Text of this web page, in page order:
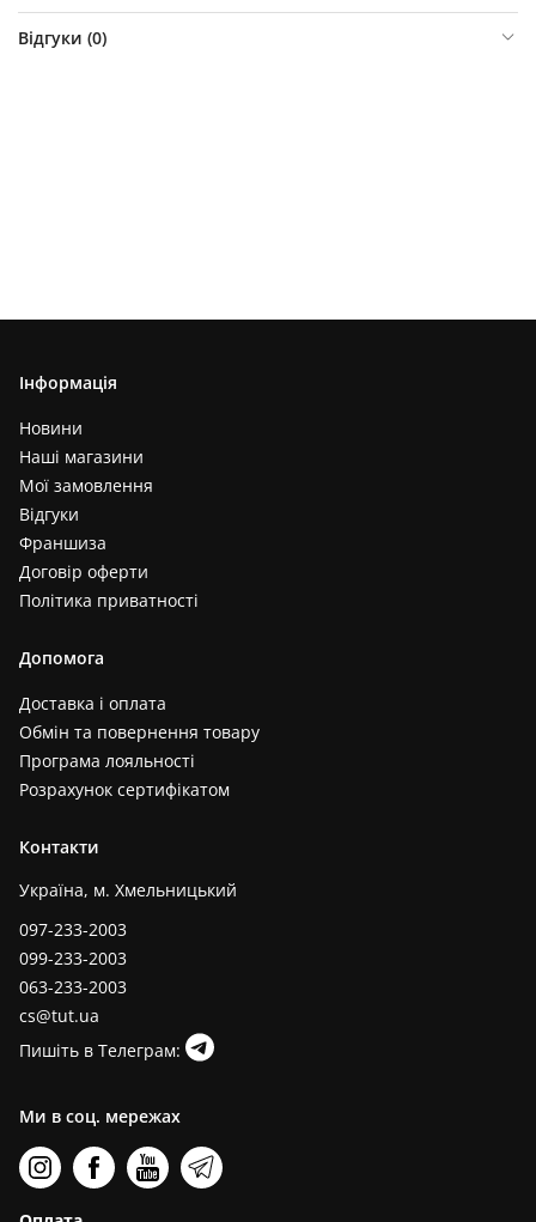
Відгуки (0)
Інформація
Новини
Наші магазини
Мої замовлення
Відгуки
Франшиза
Договір оферти
Політика приватності
Допомога
Доставка і оплата
Обмін та повернення товару
Програма лояльності
Розрахунок сертифікатом
Контакти
Україна, м. Хмельницький
097-233-2003
099-233-2003
063-233-2003
cs@tut.ua
Пишіть в Телеграм:
Ми в соц. мережах